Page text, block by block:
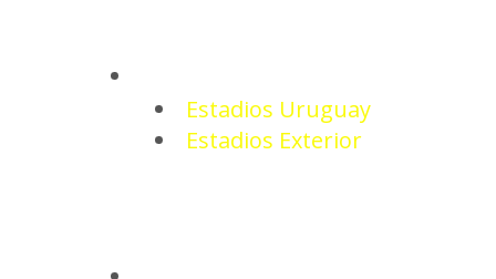
Estadios Uruguay
Estadios Exterior